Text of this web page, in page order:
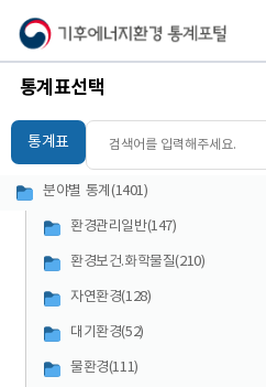
통계표선택
통계표
분야별 통계(1401)
환경관리일반(147)
환경보건.화학물질(210)
자연환경(128)
대기환경(52)
물환경(111)